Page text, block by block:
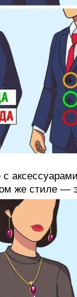
же стиле —